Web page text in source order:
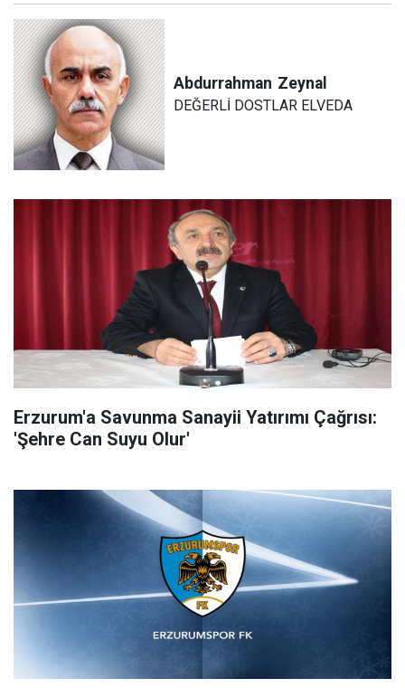
Abdurrahman Zeynal
DEĞERLİ DOSTLAR ELVEDA
Erzurum'a Savunma Sanayii Yatırımı Çağrısı:
'Şehre Can Suyu Olur'